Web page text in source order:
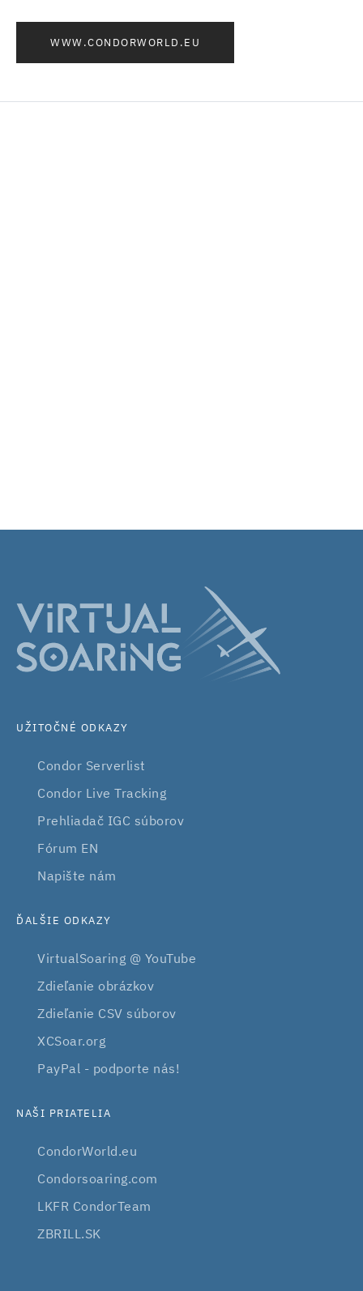
WWW.CONDORWORLD.EU
UŽITOČNÉ ODKAZY
Condor Serverlist
Condor Live Tracking
Prehliadač IGC súborov
Fórum EN
Napište nám
ĎALŠIE ODKAZY
VirtualSoaring @ YouTube
Zdieľanie obrázkov
Zdieľanie CSV súborov
XCSoar.org
PayPal - podporte nás!
NAŠI PRIATELIA
CondorWorld.eu
Condorsoaring.com
LKFR CondorTeam
ZBRILL.SK